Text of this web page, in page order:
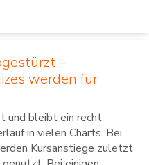
–
werden für
und bleibt ein recht
in vielen Charts. Bei
Kursanstiege zuletzt